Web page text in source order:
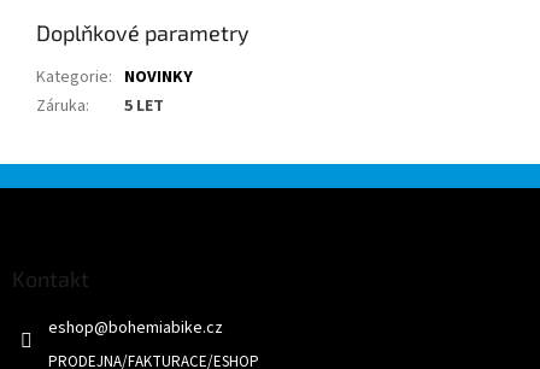
Doplňkové parametry
Kategorie: NOVINKY
Záruka: 5 LET
Kontakt
eshop@bohemiabike.cz